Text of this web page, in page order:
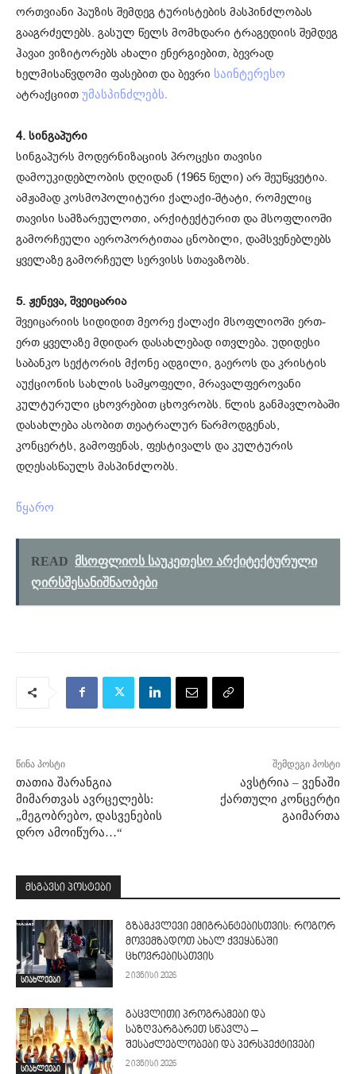
ორთვიანი პაუზის შემდეგ ტურისტების მასპინძლობას
გააგრძელებს. გასულ წელს მომხდარი ტრაგედიის შემდეგ
ჰავაი ვიზიტორებს ახალი ენერგიებით, ბევრად
ხელმისაწვდომი ფასებით და ბევრი საინტერესო
ატრაქციით უმასპინძლებს.
4. სინგაპური
სინგაპურს მოდერნიზაციის პროცესი თავისი
დამოუკიდებლობის დღიდან (1965 წელი) არ შეუწყვეტია.
ამჟამად კოსმოპოლიტური ქალაქი-შტატი, რომელიც
თავისი სამზარეულოთი, არქიტექტურით და მსოფლიოში
გამორჩეული აეროპორტითაა ცნობილი, დამსვენებლებს
ყველაზე გამორჩეულ სერვისს სთავაზობს.
5. ჟენევა, შვეიცარია
შვეიცარიის სიდიდით მეორე ქალაქი მსოფლიოში ერთ-
ერთ ყველაზე მდიდარ დასახლებად ითვლება. უდიდესი
საბანკო სექტორის მქონე ადგილი, გაეროს და კრისტის
აუქციონის სახლის სამყოფელი, მრავალფეროვანი
კულტურული ცხოვრებით ცხოვრობს. წლის განმავლობაში
დასახლება ასობით თეატრალურ წარმოდგენას,
კონცერტს, გამოფენას, ფესტივალს და კულტურის
დღესასწაულს მასპინძლობს.
წყარო
READ მსოფლიოს საუკეთესო არქიტექტურული
ღირსშესანიშნაობები
წინა პოსტი
თათია შარანგია
მიმართვას ავრცელებს:
„მეგობრებო, დასვენების
დრო ამოიწურა…“
შემდეგი პოსტი
ავსტრია – ვენაში
ქართული კონცერტი
გაიმართა
მსგავსი პოსტები
სიახლეები
გზამკვლევი ემიგრანტებისთვის: როგორ
მოვემზადოთ ახალ ქვეყანაში
ცხოვრებისათვის
2 ივნისი 2026
სიახლეები
გაცვლითი პროგრამები და
საზღვარგარეთ სწავლა –
შესაძლებლობები და პერსპექტივები
2 ივნისი 2026